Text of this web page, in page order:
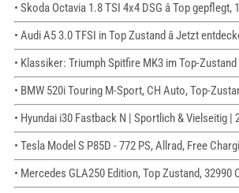
• Skoda Octavia 1.8 TSI 4x4 DSG â Top gepflegt,
• Audi A5 3.0 TFSI in Top Zustand â Jetzt
• Klassiker: Triumph Spitfire MK3 im Top-Zustand
• BMW 520i Touring M-Sport, CH Auto, Top-
• Hyundai i30 Fastback N | Sportlich & Vielseitig |
• Tesla Model S P85D - 772 PS, Allrad, Free
• Mercedes GLA250 Edition, Top Zustand, 32990